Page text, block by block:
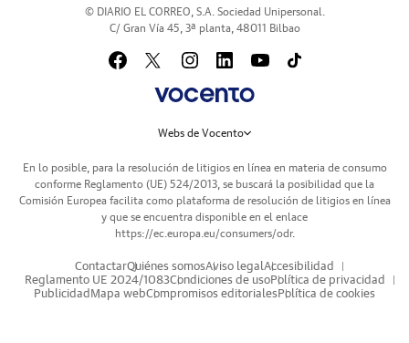
© DIARIO EL CORREO, S.A. Sociedad Unipersonal.
C/ Gran Vía 45, 3ª planta, 48011 Bilbao
Webs de Vocento
En lo posible, para la resolución de litigios en línea en materia de consumo
conforme Reglamento (UE) 524/2013, se buscará la posibilidad que la
Comisión Europea facilita como plataforma de resolución de litigios en línea
y que se encuentra disponible en el enlace
https://ec.europa.eu/consumers/odr.
ContactarQuiénes somosAviso legalAccesibilidad
Reglamento UE 2024/1083Condiciones de usoPolítica de privacidad
Publicidad Mapa webCompromisos editorialesPolítica de cookies